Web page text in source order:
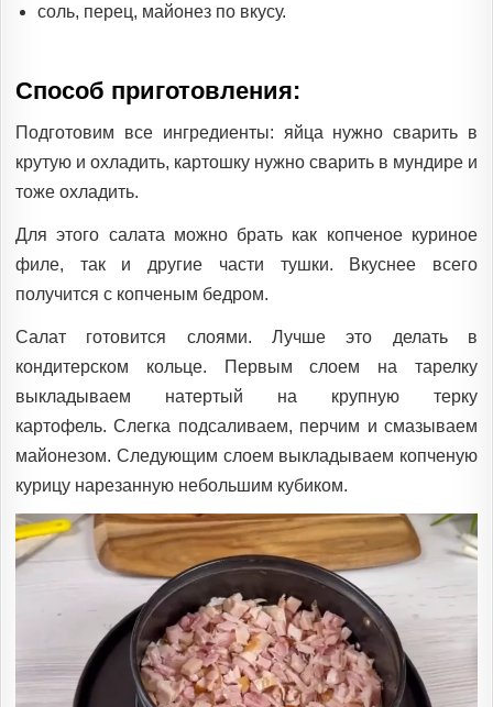
соль, перец, майонез по вкусу.
Способ приготовления:
Подготовим все ингредиенты: яйца нужно сварить в
крутую и охладить, картошку нужно сварить в мундире и
тоже охладить.
Для этого салата можно брать как копченое куриное
филе, так и другие части тушки. Вкуснее всего
получится с копченым бедром.
Салат готовится слоями. Лучше это делать в
кондитерском кольце. Первым слоем на тарелку
выкладываем натертый на крупную терку
картофель. Слегка подсаливаем, перчим и смазываем
майонезом. Следующим слоем выкладываем копченую
курицу нарезанную небольшим кубиком.